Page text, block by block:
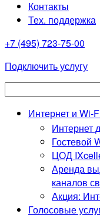
Контакты
Тех. поддержка
+7 (495) 723-75-00
Подключить услугу
Интернет и Wi-
Интернет
Гостевой
ЦОД
Аренда
каналов
Акция:
Голосовые